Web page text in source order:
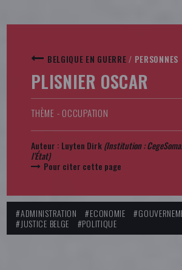
BELGIQUE EN GUERRE / PERSONNES
PLISNIER OSCAR
THÈME - OCCUPATION
Auteur : Luyten Dirk(Institution :
l'État)
Pour citer cette page
#ADMINISTRATION #ECONOMIE
#JUSTICE BELGE
#POLITIQUE